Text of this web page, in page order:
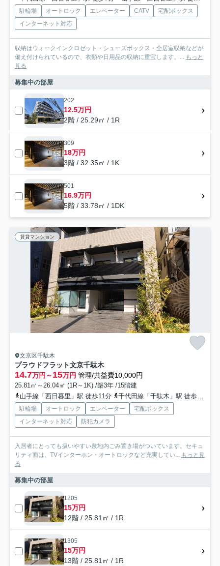
駐輪場 オートロック エレベーター CATV
宅配ボックス
インターネット対応
収納はウォークインクロゼット・シューズボックス・全居室収納などが
備え付けられているので、衣類や日用品の収納に重宝します。... もっと
見る
募集中の部屋
202
12.5万円
2階 / 25.29㎡ / 1R
309
18万円
3階 / 32.35㎡ / 1K
501
16.9万円
5階 / 33.78㎡ / 1DK
賃貸マンション
文京区千駄木
プラウドフラット文京千駄木
14.7万円～15万円 管理/共益費10,000円
25.81㎡～26.04㎡ (1R～1K) /築3年 /15階建
山手線「西日暮里」駅 徒歩11分
千代田線「千駄木」駅 徒歩11分
駐輪場 オートロック エレベーター
宅配ボックス
インターネット対応
防犯カメラ
入居者にとっても扱いやすい敷地内ごみ置き場がついています。セキュ
リティ面は、TVインターホン・オートロックなど充実してい... もっと見
る
募集中の部屋
1205
15万円
12階 / 25.81㎡ / 1R
1305
15万円
13階 / 25.81㎡ / 1R